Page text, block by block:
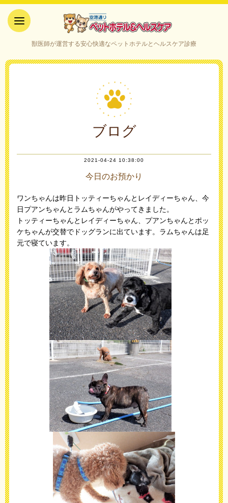
ケア｜山口県宇部市
獣医師が運営する安心快適なペットホテルとヘルスケア診療
ブログ
2021-04-24 10:38:00
今日のお預かり
ワンちゃんは昨日トッティーちゃんとレイディーちゃん、今
日プアンちゃんとラムちゃんがやってきました。
トッティーちゃんとレイディーちゃん、プアンちゃんとポッ
ケちゃんが交替でドッグランに出ています。ラムちゃんは足
元で寝ています。